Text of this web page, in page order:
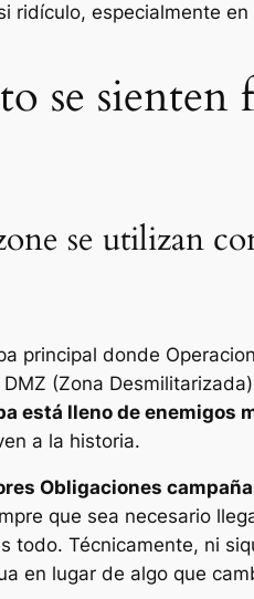
ridículo, especialmente
se sienten
se utilizan
principal donde
DMZ (Zona
está lleno de enemigos
a la historia.
Obligaciones
que sea necesario
Técnicamente, ni
en lugar de algo que